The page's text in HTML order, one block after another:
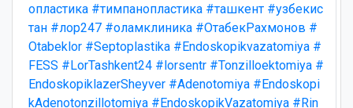
опластика #тимпанопластика #ташкент #узбекис
тан #лор247 #оламклиника #ОтабекРахмонов #
Otabeklor #Septoplastika #Endoskopikvazatomiya #
FESS #LorTashkent24 #lorsentr #Tonzilloektomiya #
EndoskopiklazerSheyver #Adenotomiya #Endoskopi
kAdenotonzillotomiya #EndoskopikVazatomiya #Rin